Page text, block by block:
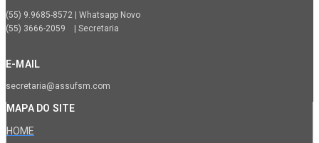
(55) 9.9685-8572 | Whatsapp Novo
(55) 3666-2059 | Secretaria
E-MAIL
secretaria@assufsm.com
MAPA DO SITE
HOME